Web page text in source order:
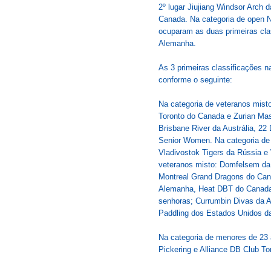
2º lugar Jiujiang Windsor Arch
Canada. Na categoria de open
ocuparam as duas primeiras
Alemanha.
As 3 primeiras classificações
conforme o seguinte:
Na categoria de veteranos
Toronto do Canada e Zurian
Brisbane River da Austrália, 22
Senior Women. Na categoria
Vladivostok Tigers da Rússia e
veteranos misto: Domfelsem
Montreal Grand Dragons do
Alemanha, Heat DBT do
senhoras; Currumbin Divas da
Paddling dos Estados Unidos
Na categoria de menores de
Pickering e Alliance DB Club